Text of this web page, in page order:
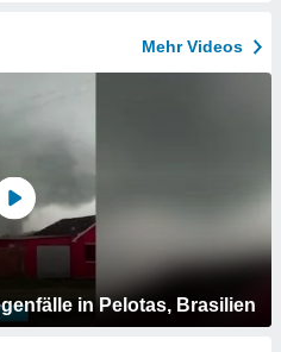
Mehr Videos
in Pelotas, Brasilien